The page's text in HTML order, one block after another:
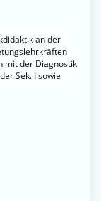
an der
mit der Diagnostik
Sek. I sowie